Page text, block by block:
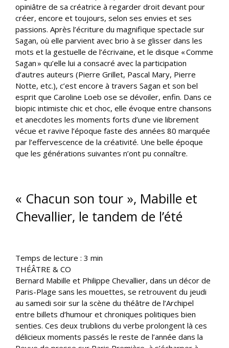
opiniâtre de sa créatrice à regarder droit devant pour
créer, encore et toujours, selon ses envies et ses
passions. Après l’écriture du magnifique spectacle sur
Sagan, où elle parvient avec brio à se glisser dans les
mots et la gestuelle de l’écrivaine, et le disque « Comme
Sagan » qu’elle lui a consacré avec la participation
d’autres auteurs (Pierre Grillet, Pascal Mary, Pierre
Notte, etc.), c’est encore à travers Sagan et son bel
esprit que Caroline Loeb ose se dévoiler, enfin. Dans ce
biopic intimiste chic et choc, elle évoque entre chansons
et anecdotes les moments forts d’une vie librement
vécue et ravive l’époque faste des années 80 marquée
par l’effervescence de la créativité. Une belle époque
que les générations suivantes n’ont pu connaître.
« Chacun son tour », Mabille et
Chevallier, le tandem de l’été
Temps de lecture : 3 min
THÉÂTRE & CO
Bernard Mabille et Philippe Chevallier, dans un décor de
Paris-Plage sans les mouettes, se retrouvent du jeudi
au samedi soir sur la scène du théâtre de l’Archipel
entre billets d’humour et chroniques politiques bien
senties. Ces deux trublions du verbe prolongent là ces
délicieux moments passés le reste de l’année dans la